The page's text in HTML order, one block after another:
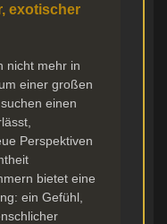
exotischer
nicht mehr in
einer großen
einen
Perspektiven
bietet eine
ein Gefühl,